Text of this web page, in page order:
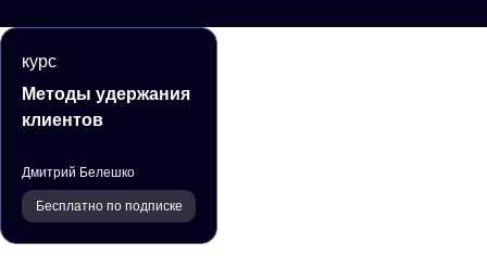
курс
Методы удержания
клиентов
Бесплатно по подписке
Дмитрий Белешко